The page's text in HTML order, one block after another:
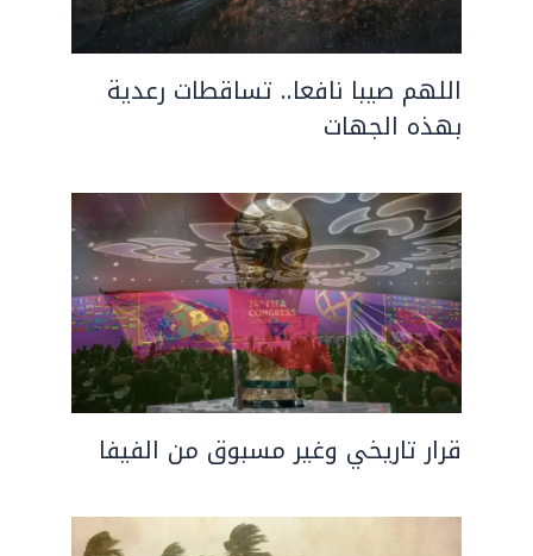
اللهم صيبا نافعا.. تساقطات رعدية
بهذه الجهات
قرار تاريخي وغير مسبوق من الفيفا